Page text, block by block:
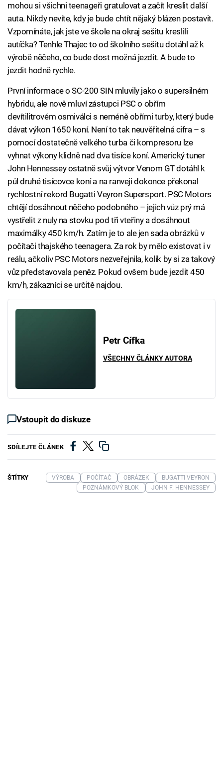
mohou si všichni teenageři gratulovat a začít kreslit další
auta. Nikdy nevíte, kdy je bude chtít nějaký blázen postavit.
Vzpomínáte, jak jste ve škole na okraj sešitu kreslili
autíčka? Tenhle Thajec to od školního sešitu dotáhl až k
výrobě něčeho, co bude dost možná jezdit. A bude to
jezdit hodně rychle.
První informace o SC-200 SIN mluvily jako o supersilném
hybridu, ale nově mluví zástupci PSC o obřím
devítilitrovém osmiválci s neméně obřími turby, který bude
dávat výkon 1650 koní. Není to tak neuvěřitelná cifra – s
pomocí dostatečně velkého turba či kompresoru lze
vyhnat výkony klidně nad dva tisíce koní. Americký tuner
John Hennessey ostatně svůj výtvor Venom GT dotáhl k
půl druhé tisícovce koní a na ranveji dokonce překonal
rychlostní rekord Bugatti Veyron Supersport. PSC Motors
chtějí dosáhnout něčeho podobného – jejich vůz prý má
vystřelit z nuly na stovku pod tři vteřiny a dosáhnout
maximálky 450 km/h. Zatím je to ale jen sada obrázků v
počítači thajského teenagera. Za rok by mělo existovat i v
reálu, ačkoliv PSC Motors nezveřejnila, kolik by si za takový
vůz představovala peněz. Pokud ovšem bude jezdit 450
km/h, zákazníci se určitě najdou.
Petr Cífka
VŠECHNY ČLÁNKY AUTORA
Vstoupit do diskuze
SDÍLEJTE ČLÁNEK
ŠTÍTKY VÝROBA POČÍTAČ OBRÁZEK
BUGATTI VEYRON
POZNÁMKOVÝ BLOK
JOHN F. HENNESSEY